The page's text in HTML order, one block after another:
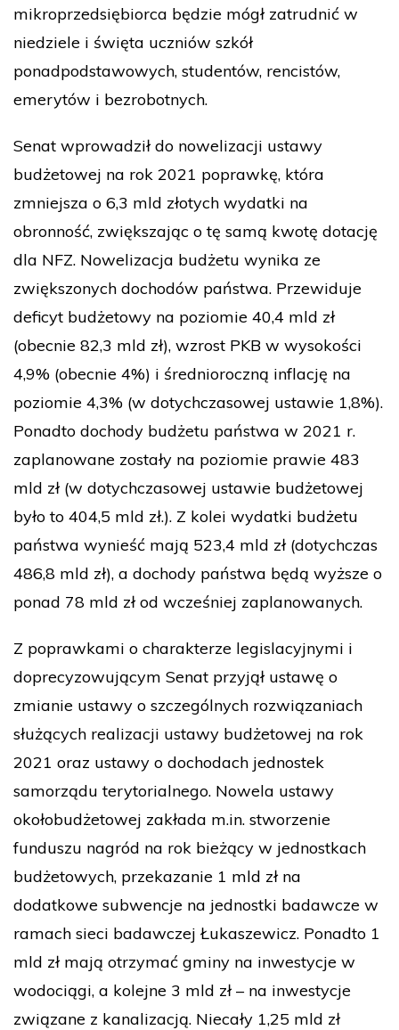
mikroprzedsiębiorca będzie mógł zatrudnić w
niedziele i święta uczniów szkół
ponadpodstawowych, studentów, rencistów,
emerytów i bezrobotnych.
Senat wprowadził do nowelizacji ustawy
budżetowej na rok 2021 poprawkę, która
zmniejsza o 6,3 mld złotych wydatki na
obronność, zwiększając o tę samą kwotę dotację
dla NFZ. Nowelizacja budżetu wynika ze
zwiększonych dochodów państwa. Przewiduje
deficyt budżetowy na poziomie 40,4 mld zł
(obecnie 82,3 mld zł), wzrost PKB w wysokości
4,9% (obecnie 4%) i średnioroczną inflację na
poziomie 4,3% (w dotychczasowej ustawie 1,8%).
Ponadto dochody budżetu państwa w 2021 r.
zaplanowane zostały na poziomie prawie 483
mld zł (w dotychczasowej ustawie budżetowej
było to 404,5 mld zł.). Z kolei wydatki budżetu
państwa wynieść mają 523,4 mld zł (dotychczas
486,8 mld zł), a dochody państwa będą wyższe o
ponad 78 mld zł od wcześniej zaplanowanych.
Z poprawkami o charakterze legislacyjnymi i
doprecyzowującym Senat przyjął ustawę o
zmianie ustawy o szczególnych rozwiązaniach
służących realizacji ustawy budżetowej na rok
2021 oraz ustawy o dochodach jednostek
samorządu terytorialnego. Nowela ustawy
okołobudżetowej zakłada m.in. stworzenie
funduszu nagród na rok bieżący w jednostkach
budżetowych, przekazanie 1 mld zł na
dodatkowe subwencje na jednostki badawcze w
ramach sieci badawczej Łukaszewicz. Ponadto 1
mld zł mają otrzymać gminy na inwestycje w
wodociągi, a kolejne 3 mld zł – na inwestycje
związane z kanalizacją. Niecały 1,25 mld zł